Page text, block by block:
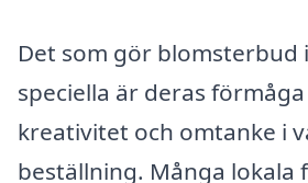
Det som gör blomsterbud
speciella är deras
kreativitet och omtanke i
beställning. Många lokala